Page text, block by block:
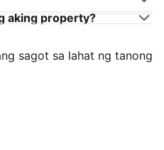
aking property?
sagot sa lahat ng tanong
guest